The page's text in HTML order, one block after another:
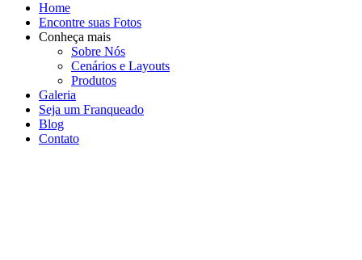
Home
Encontre suas Fotos
Conheça mais
Sobre Nós
Cenários e Layouts
Produtos
Galeria
Seja um Franqueado
Blog
Contato